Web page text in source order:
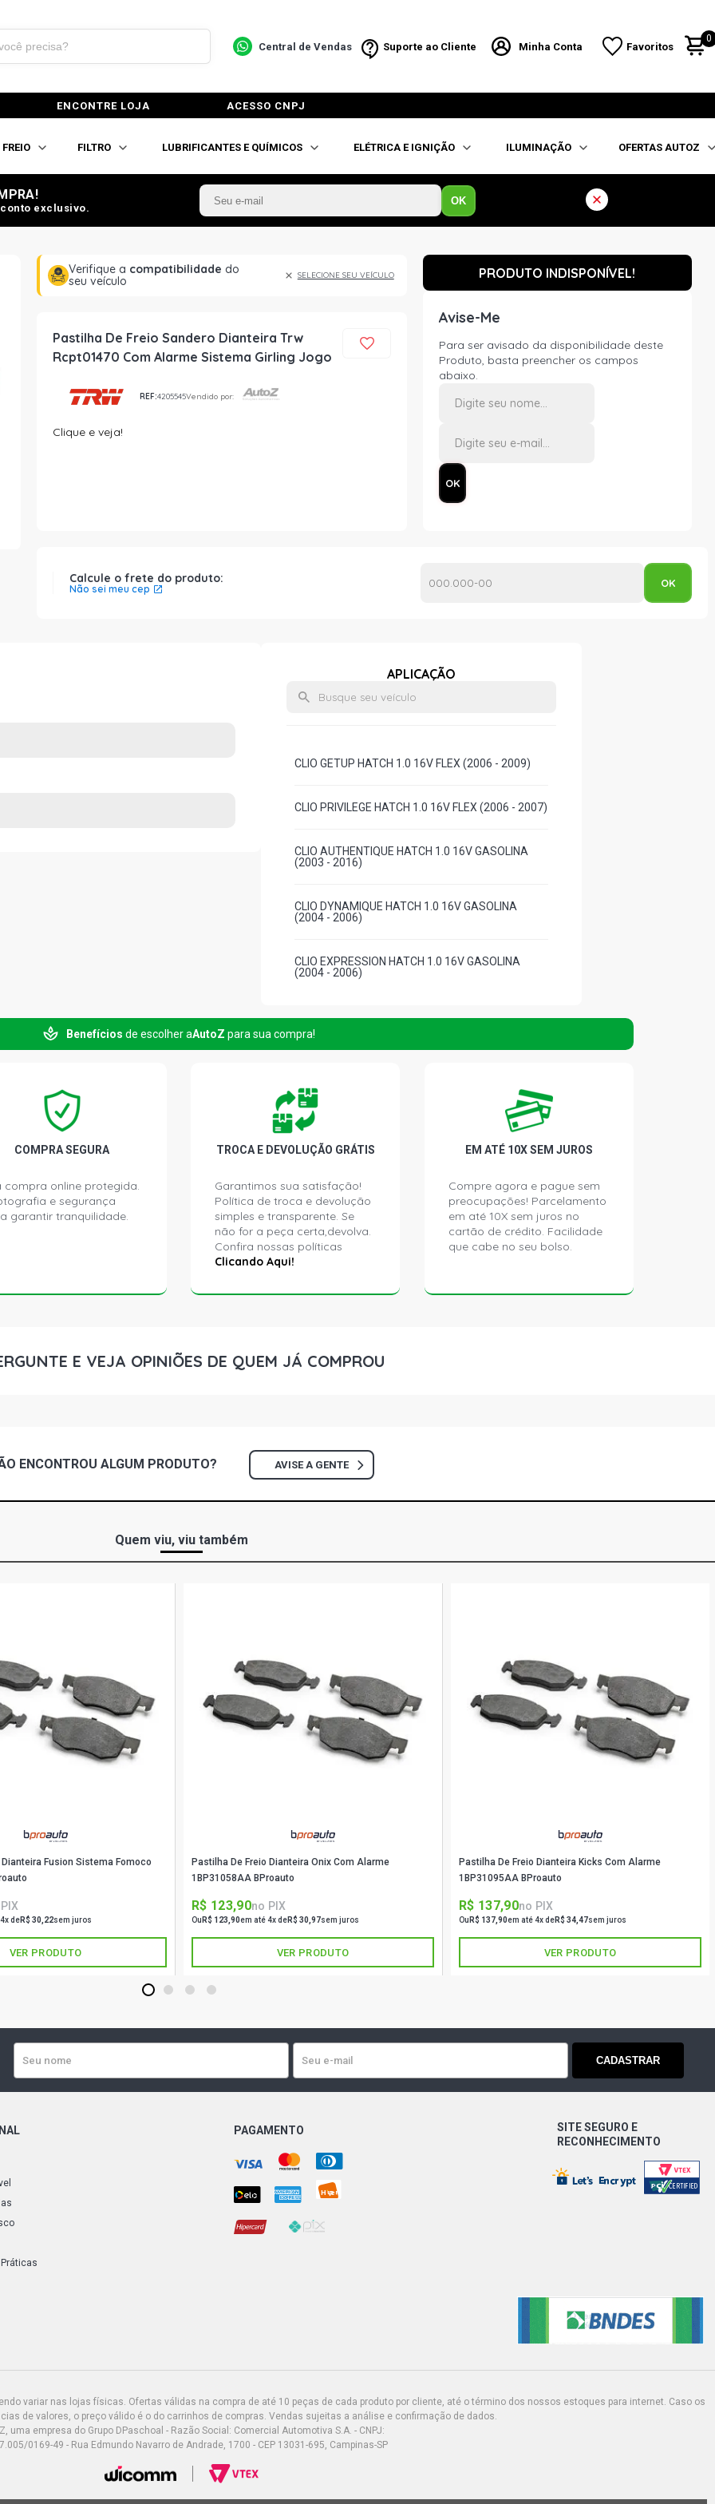
Central de Vendas Suporte ao Cliente Minha Conta Favoritos
0
ENCONTRE LOJA ACESSO CNPJ
FREIO FILTRO LUBRIFICANTES E QUÍMICOS ELÉTRICA E IGNIÇÃO ILUMINAÇÃO OFERTAS AUTOZ
exclusivo.
OK
Verifique a compatibilidade do
seu veículo
SELECIONE SEU VEÍCULO
Pastilha De Freio Sandero Dianteira Trw
Rcpt01470 Com Alarme Sistema Girling Jogo
REF:4205545Vendido por:
Clique e veja!
PRODUTO INDISPONÍVEL!
Avise-Me
Para ser avisado da disponibilidade deste
Produto, basta preencher os campos
abaixo.
Calcule o frete do produto:
Não sei meu cep
APLICAÇÃO
CLIO GETUP HATCH 1.0 16V FLEX (2006 - 2009)
CLIO PRIVILEGE HATCH 1.0 16V FLEX (2006 - 2007)
CLIO AUTHENTIQUE HATCH 1.0 16V GASOLINA
(2003 - 2016)
CLIO DYNAMIQUE HATCH 1.0 16V GASOLINA
(2004 - 2006)
CLIO EXPRESSION HATCH 1.0 16V GASOLINA
(2004 - 2006)
CLIO RT HATCH 1.0 16V GASOLINA (2000 - 2006)
CLIO EXPRESSION HATCH 1.0 8V D7D GASOLINA
(2004 - 2006)
2008)
CLIO RN HATCH 1.0 8V D7D GASOLINA (2000 -
2006)
2008)
CLIO DYNAMIQUE HATCH 1.6 16V FLEX (2005 -
CLIO RL HATCH 1.6 8V GASOLINA (1996 - 2000)
CLIO RN HATCH 1.6 8V GASOLINA (1996 - 2002)
2016)
CLIO EGEUS SEDAN 1.0 16V FLEX (2006 - 2007)
CLIO EXPRESSION SEDAN 1.0 16V FLEX (2004 -
CLIO ALIZE SEDAN 1.0 16V GASOLINA (2003 -
CLIO BOTIC SEDAN 1.0 16V GASOLINA (2000 -
2005)
2006)
CLIO RN SEDAN 1.0 16V GASOLINA (2000 - 2006)
CLIO RT SEDAN 1.0 16V GASOLINA (2000 - 2006)
CLIO AUTHENTIQUE SEDAN 1.6 16V FLEX (2005 -
CLIO EXPRESSION SEDAN 1.6 16V FLEX (2004 -
2010)
Benefícios de escolher aAutoZ para sua compra!
COMPRA SEGURA
compra online protegida.
e segurança
garantir tranquilidade.
TROCA E DEVOLUÇÃO GRÁTIS
Garantimos sua satisfação!
Política de troca e devolução
simples e transparente. Se
não for a peça certa,devolva.
Confira nossas políticas
Clicando Aqui!
EM ATÉ 10X SEM JUROS
Compre agora e pague sem
preocupações! Parcelamento
em até 10X sem juros no
cartão de crédito. Facilidade
que cabe no seu bolso.
E VEJA OPINIÕES DE QUEM JÁ COMPROU
ENCONTROU ALGUM PRODUTO? AVISE A GENTE
Quem viu, viu também
Fusion Sistema Fomoco
deR$ 30,22sem juros
VER PRODUTO
Pastilha De Freio Dianteira Onix Com Alarme
1BP31058AA BProauto
R$ 123,90no PIX
Ou R$ 123,90em até 4x deR$ 30,97sem juros
VER PRODUTO
Pastilha De Freio Dianteira Kicks Com Alarme
1BP31095AA BProauto
R$ 137,90no PIX
Ou R$ 137,90em até 4x deR$ 34,47sem juros
VER PRODUTO
1 2 3 4
CADASTRAR
PAGAMENTO
SITE SEGURO E
RECONHECIMENTO
variar nas lojas físicas. Ofertas válidas na compra de até 10 peças de cada produto por cliente, até o término dos nossos estoques para internet. Caso os
de valores, o preço válido é o do carrinhos de compras. Vendas sujeitas a análise e confirmação de dados.
uma empresa do Grupo DPaschoal - Razão Social: Comercial Automotiva S.A. - CNPJ:
0169-49 - Rua Edmundo Navarro de Andrade, 1700 - CEP 13031-695, Campinas-SP